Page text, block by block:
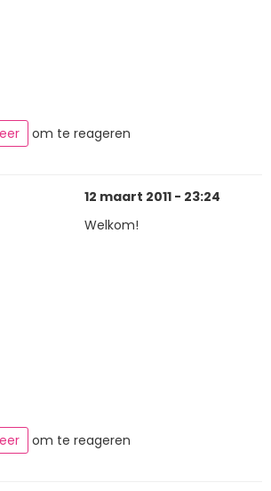
om te reageren
12 maart 2011 - 23:24
Welkom!
om te reageren